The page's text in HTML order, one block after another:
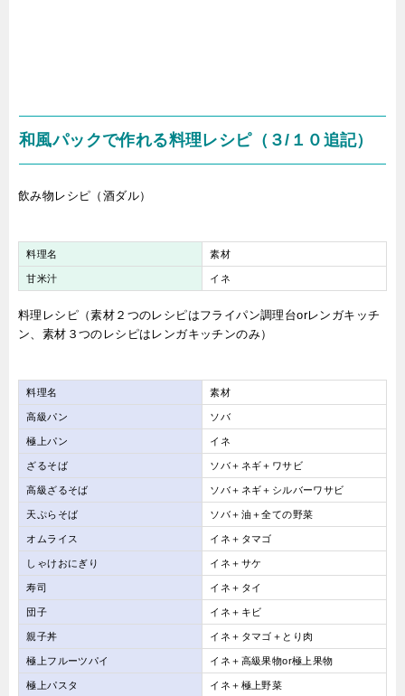
和風パックで作れる料理レシピ（３/１０追記）
飲み物レシピ（酒ダル）
料理名 素材
甘米汁 イネ
料理レシピ（素材２つのレシピはフライパン調理台orレンガキッチ
ン、素材３つのレシピはレンガキッチンのみ）
料理名 素材
高級パン ソバ
極上パン イネ
ざるそば ソバ＋ネギ＋ワサビ
高級ざるそば ソバ＋ネギ＋シルバーワサビ
天ぷらそば ソバ＋油＋全ての野菜
オムライス イネ＋タマゴ
しゃけおにぎり イネ＋サケ
寿司 イネ＋タイ
団子 イネ＋キビ
親子丼 イネ＋タマゴ＋とり肉
極上フルーツパイ イネ＋高級果物or極上果物
極上パスタ イネ＋極上野菜